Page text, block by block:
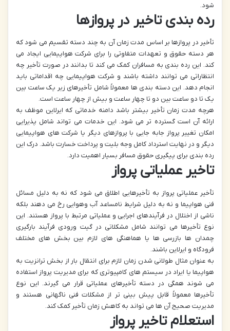
شود.
رده بندی تاخیر در پروازها
تأخیر در پروازها بر اساس مدت زمان آن به چند دسته تقسیم می شود که
هر دسته حقوق و تعهدات متفاوتی را برای شرکت هواپیمایی ایجاد می
کند. این رده بندی به مسافران کمک می کند تا بدانند در صورت تأخیر چه
انتظاراتی می توانند داشته باشند و شرکت هواپیمایی چه اقداماتی باید
انجام دهد. این دسته بندی ها معمولاً شامل تأخیرهای زیر یک ساعت بین
یک تا دو ساعت بین دو تا چهار ساعت و بیش از چهار ساعت است.
هرچه مدت زمان تأخیر بیشتر باشد دامنه خدماتی که ایرلاین موظف به
ارائه آن است گسترده تر می شود. این خدمات می تواند شامل پذیرایی
امکان تغییر پرواز جابه جایی با پروازهای دیگر یا شرکت های هواپیمایی
دیگر و در نهایت استرداد کامل وجه بلیت و پرداخت خسارت باشد. درک این
رده بندی برای پیگیری حقوق مسافر بسیار اهمیت دارد.
تاخیر عملیاتی پرواز
تأخیر عملیاتی پرواز به تأخیرهایی اطلاق می شود که نه به دلیل مسائل
فنی هواپیما و نه به دلیل شرایط نامساعد آب وهوایی رخ می دهند بلکه
ناشی از اختلال در فرآیندهای اجرایی و عملیاتی مرتبط با پرواز هستند. این
نوع تأخیرها می توانند شامل مشکلاتی در گیت ورودی فرآیند بارگیری
چمدان ها بازرسی ها یا هماهنگی های لازم بین بخش های مختلف
فرودگاه و ایرلاین باشند.
به عنوان مثال طولانی شدن زمان لازم برای انتقال بار از بخش ترانزیت به
هواپیما یا ایراد در سیستم های کامپیوتری که برای مدیریت پرواز استفاده
می شوند همگی در دسته تأخیرهای عملیاتی قرار می گیرند. این نوع
تأخیرها معمولاً قابل پیش بینی تر از مشکلات فنی ناگهانی هستند و
مدیریت صحیح آن ها می تواند به کاهش زمان تأخیر کمک کند.
استعلام تاخیر پرواز